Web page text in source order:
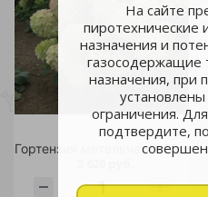
На сайте
пиротехнические
назначения и
газосодержащие
назначения, при
ограничения.
подтвердите,
Гортензия метельчатая Гарден Лайтс Вайтлайт С5 1шт /Garden Lights Whitelight